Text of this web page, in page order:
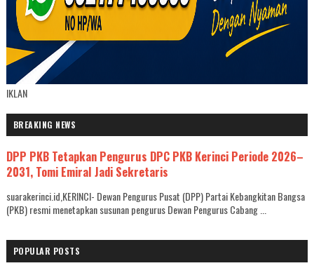
IKLAN
BREAKING NEWS
DPP PKB Tetapkan Pengurus DPC PKB Kerinci Periode 2026–
2031, Tomi Emiral Jadi Sekretaris
suarakerinci.id,KERINCI- Dewan Pengurus Pusat (DPP) Partai Kebangkitan Bangsa
(PKB) resmi menetapkan susunan pengurus Dewan Pengurus Cabang ...
POPULAR POSTS